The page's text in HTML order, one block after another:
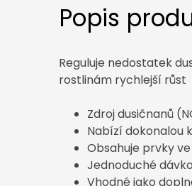
Popis
Reguluje nedostatek
rostlinám rychlejší růst
Zdroj dusičnanů
Nabízí dokonalou
Obsahuje prvky
Jednoduché
Vhodné jako